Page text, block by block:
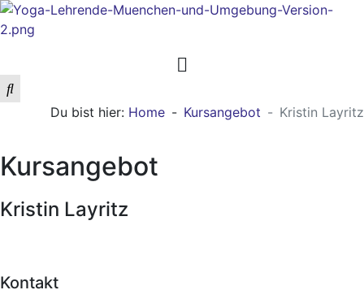
Du bist hier: Home Kursangebot Kristin Layritz
Kursangebot
Kristin Layritz
Kontakt